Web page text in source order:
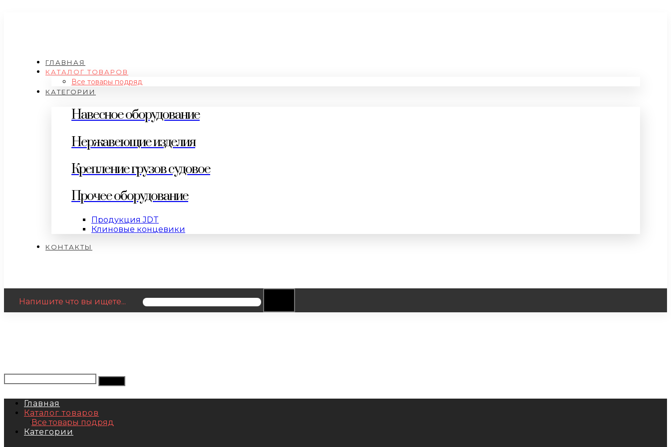
ГЛАВНАЯ
КАТАЛОГ ТОВАРОВ
Все товары подряд
КАТЕГОРИИ
Навесное оборудование
Нержавеющие изделия
Крепление грузов судовое
Прочее оборудование
Продукция JDT
Клиновые концевики
КОНТАКТЫ
Напишите что вы ищете...
Главная
Каталог товаров
Все товары подряд
Категории